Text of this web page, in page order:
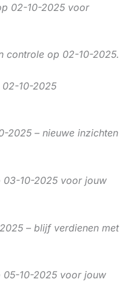
02-10-2025 voor
controle op 02-10-2025.
10-2025
2025 – nieuwe inzichten
10-2025 voor jouw
– blijf verdienen met
10-2025 voor jouw